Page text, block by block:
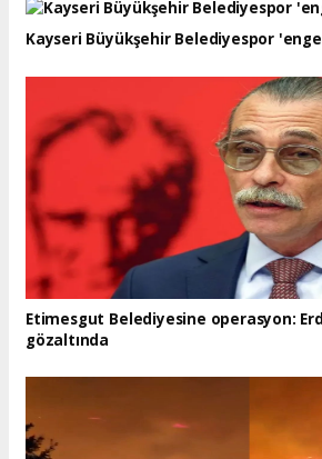
Kayseri Büyükşehir Belediyespor
Etimesgut Belediyesine operasyon:
gözaltında